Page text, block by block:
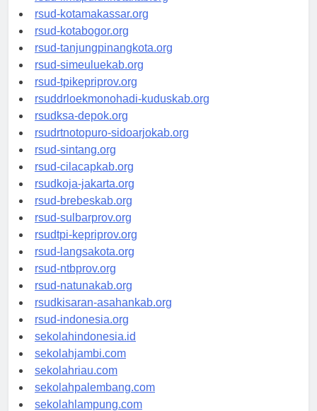
rsud-limapuluhkotakab.org
rsud-kotamakassar.org
rsud-kotabogor.org
rsud-tanjungpinangkota.org
rsud-simeuluekab.org
rsud-tpikepriprov.org
rsuddrloekmonohadi-kuduskab.org
rsudksa-depok.org
rsudrtnotopuro-sidoarjokab.org
rsud-sintang.org
rsud-cilacapkab.org
rsudkoja-jakarta.org
rsud-brebeskab.org
rsud-sulbarprov.org
rsudtpi-kepriprov.org
rsud-langsakota.org
rsud-ntbprov.org
rsud-natunakab.org
rsudkisaran-asahankab.org
rsud-indonesia.org
sekolahindonesia.id
sekolahjambi.com
sekolahriau.com
sekolahpalembang.com